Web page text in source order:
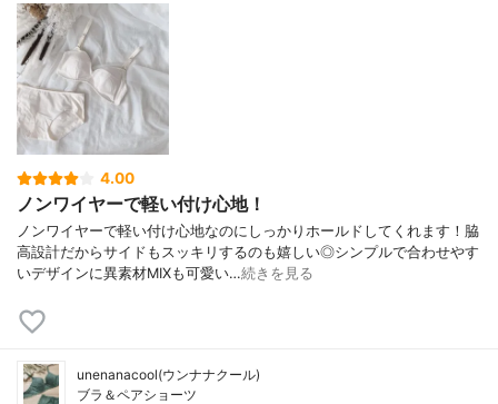
4.00
ノンワイヤーで軽い付け心地！
ノンワイヤーで軽い付け心地なのにしっかりホールドしてくれます！脇
高設計だからサイドもスッキリするのも嬉しい◎シンプルで合わせやす
いデザインに異素材MIXも可愛い…続きを見る
unenanacool(ウンナナクール)
ブラ＆ペアショーツ